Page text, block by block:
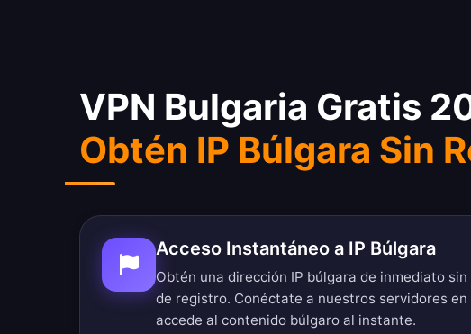
VPN Bulgaria Gratis
Obtén IP Búlgara Sin
Acceso Instantáneo a IP Búlgara
Obtén una dirección IP búlgara de inmediato
de registro. Conéctate a nuestros servidores en
accede al contenido búlgaro al instante.